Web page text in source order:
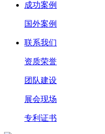
成功案例
国外案例
联系我们
资质荣誉
团队建设
展会现场
专利证书